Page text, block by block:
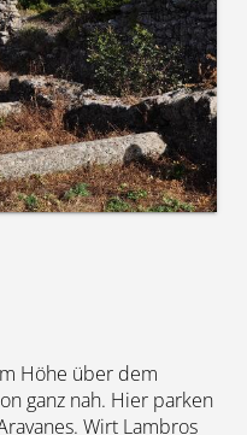
Höhe über dem
ganz nah. Hier parken
Wirt Lambros